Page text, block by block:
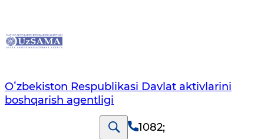
Oʻzbekiston Respublikasi Davlat aktivlarini
boshqarish agentligi
1082;